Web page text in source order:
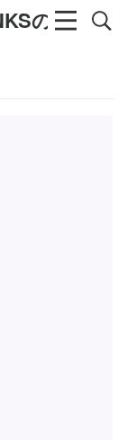
の社長の